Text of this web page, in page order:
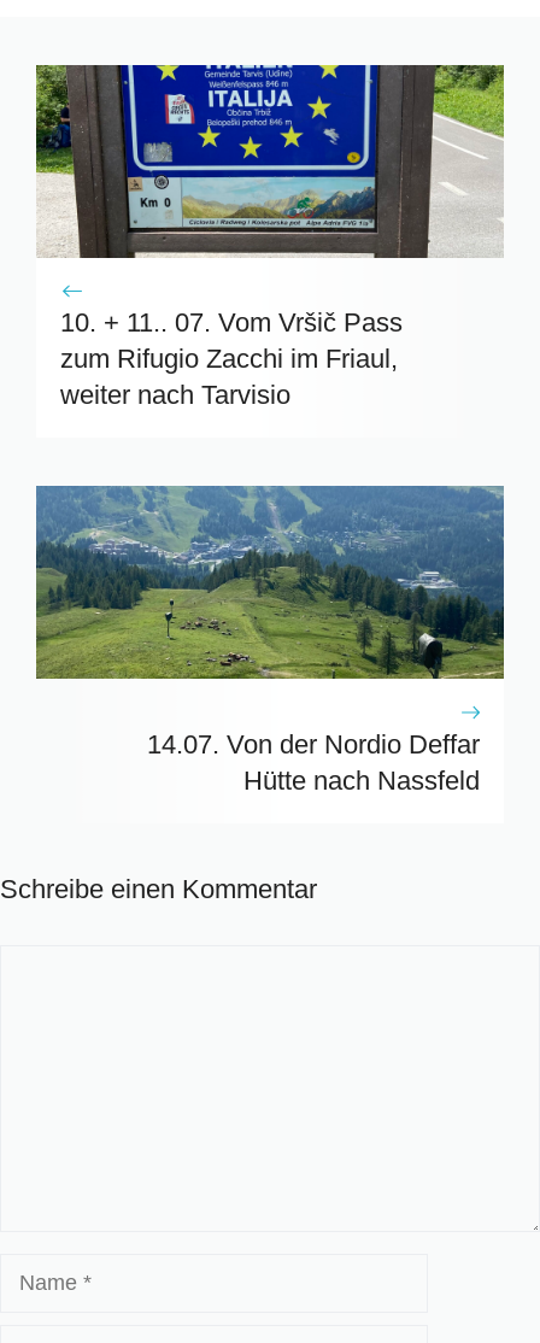
10. + 11.. 07. Vom Vršič Pass
zum Rifugio Zacchi im Friaul,
weiter nach Tarvisio
14.07. Von der Nordio Deffar
Hütte nach Nassfeld
Schreibe einen Kommentar